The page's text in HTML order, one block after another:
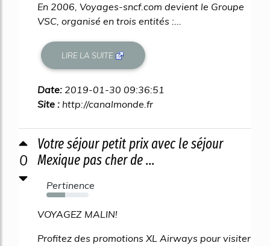
En 2006, Voyages-sncf.com devient le Groupe
VSC, organisé en trois entités :...
LIRE LA SUITE
Date: 2019-01-30 09:36:51
Site : http://canalmonde.fr
0
Votre séjour petit prix avec le séjour
Mexique pas cher de ...
Pertinence
44%
VOYAGEZ MALIN!
Profitez des promotions XL Airways pour visiter